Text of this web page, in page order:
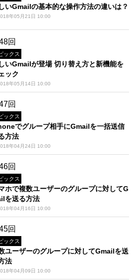
いGmailの基本的な操作方法の違いは？
年05月21日 10:00
回
ックス
いGmailが登場 切り替え方と新機能を
ック
年05月14日 10:00
回
ックス
でグループ相手にGmailを一括送信
方法
年04月24日 10:00
回
ックス
ホで複数ユーザーのグループに対してG
を送る方法
年04月16日 10:00
回
ックス
ユーザーのグループに対してGmailを送
法
年04月09日 10:00